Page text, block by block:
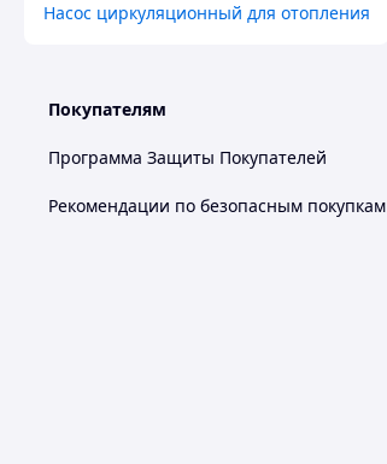
Насос циркуляционный для отопления
Покупателям
Программа Защиты Покупателей
Рекомендации по безопасным покупкам